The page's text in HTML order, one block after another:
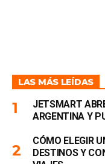
LAS MÁS LEÍDAS
JETSMART
ARGENTINA Y
CÓMO ELEGIR
DESTINOS Y